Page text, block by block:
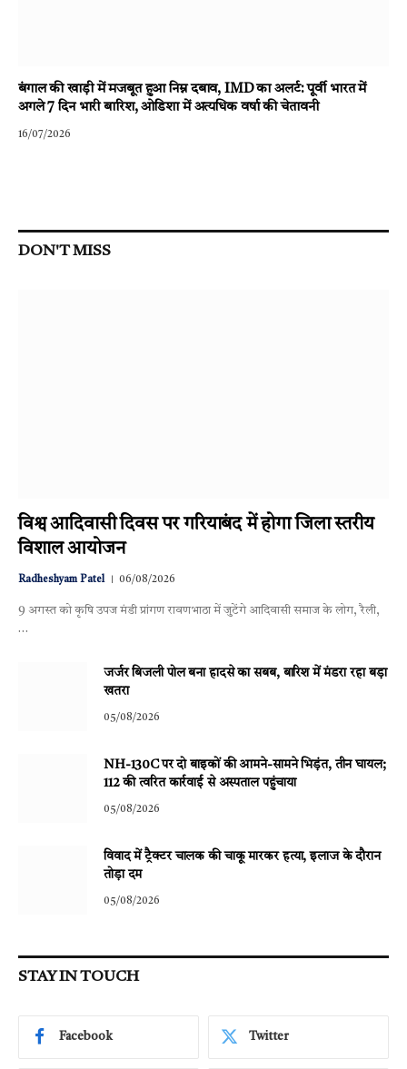
बंगाल की खाड़ी में मजबूत हुआ निम्न दबाव, IMD का अलर्ट: पूर्वी भारत में
अगले 7 दिन भारी बारिश, ओडिशा में अत्यधिक वर्षा की चेतावनी
16/07/2026
DON'T MISS
विश्व आदिवासी दिवस पर गरियाबंद में होगा जिला स्तरीय
विशाल आयोजन
Radheshyam Patel 06/08/2026
9 अगस्त को कृषि उपज मंडी प्रांगण रावणभाठा में जुटेंगे आदिवासी समाज के लोग, रैली,
…
जर्जर बिजली पोल बना हादसे का सबब, बारिश में मंडरा रहा बड़ा
खतरा
05/08/2026
NH-130C पर दो बाइकों की आमने-सामने भिड़ंत, तीन घायल;
112 की त्वरित कार्रवाई से अस्पताल पहुंचाया
05/08/2026
विवाद में ट्रैक्टर चालक की चाकू मारकर हत्या, इलाज के दौरान
तोड़ा दम
05/08/2026
STAY IN TOUCH
Facebook Twitter